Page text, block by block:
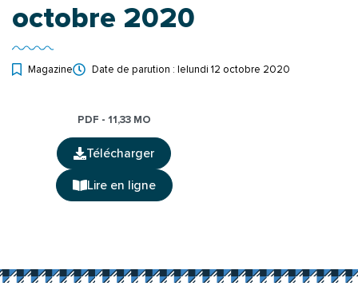
octobre 2020
Magazine Date de parution : lelundi 12 octobre 2020
PDF - 11,33 MO
Télécharger
(ouverture dans un nouvel onglet)
Lire en ligne